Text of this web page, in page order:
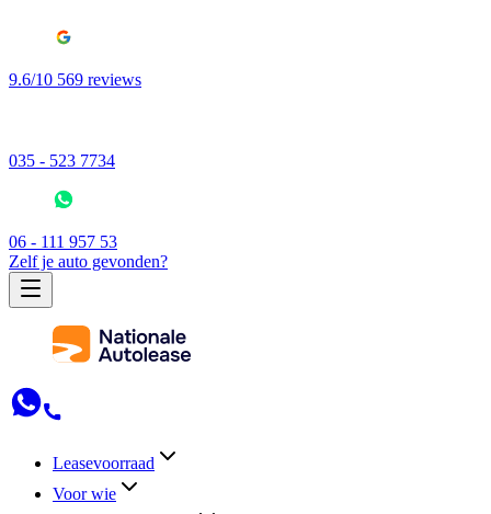
9.6/10 569 reviews
035 - 523 7734
06 - 111 957 53
Zelf je auto gevonden?
Leasevoorraad
Voor wie